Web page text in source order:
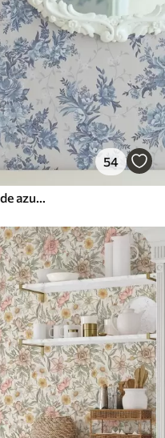
54
Flores e folhas delicadas em tons de azul e azul sobre um fundo claro